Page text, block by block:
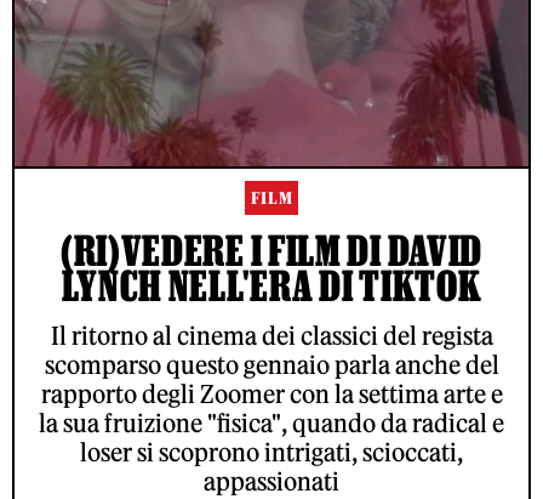
FILM
(RI)VEDERE I FILM DI DAVID
LYNCH NELL'ERA DI TIKTOK
Il ritorno al cinema dei classici del regista
scomparso questo gennaio parla anche del
rapporto degli Zoomer con la settima arte e
la sua fruizione "fisica", quando da radical e
loser si scoprono intrigati, scioccati,
appassionati